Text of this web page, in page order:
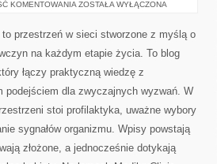
KOMENTOWANIA ZDROWIE
30+,
40+,
ZOSTAŁA WYŁĄCZONA
to przestrzeń w sieci stworzone z myślą o
na każdym etapie życia. To blog
łączy praktyczną wiedzę z
podejściem dla zwyczajnych wyzwań. W
stoi profilaktyka, uważne wybory
sygnałów organizmu. Wpisy powstają
złożone, a jednocześnie dotykają